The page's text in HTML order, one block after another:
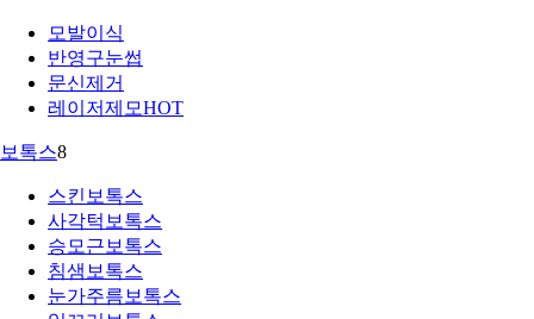
모발이식
반영구눈썹
문신제거
레이저제모HOT
보톡스8
스킨보톡스
사각턱보톡스
승모근보톡스
침샘보톡스
눈가주름보톡스